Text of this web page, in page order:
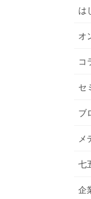
は
オ
コ
セ
ブ
メ
七
企